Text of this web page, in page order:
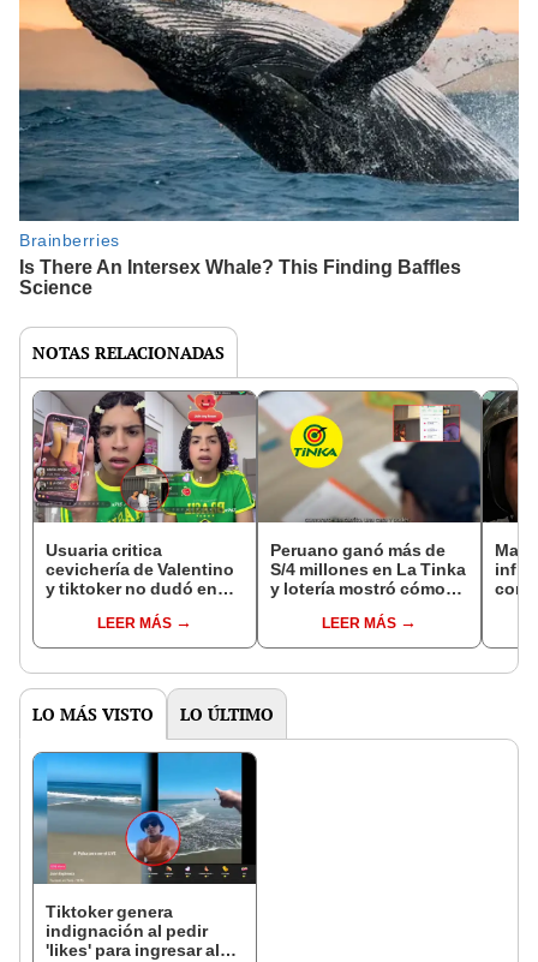
NOTAS RELACIONADAS
Usuaria critica
cevichería de Valentino
y tiktoker no dudó en
no cuentas que te
regalaron la maracuyá?"
LEER MÁS
Peruano ganó más de
S/4 millones en La Tinka
y lotería mostró cómo
premio: se comprará
una casa y un carro
LEER MÁS
LO MÁS VISTO LO ÚLTIMO
Tiktoker genera
indignación al pedir
'likes' para ingresar al